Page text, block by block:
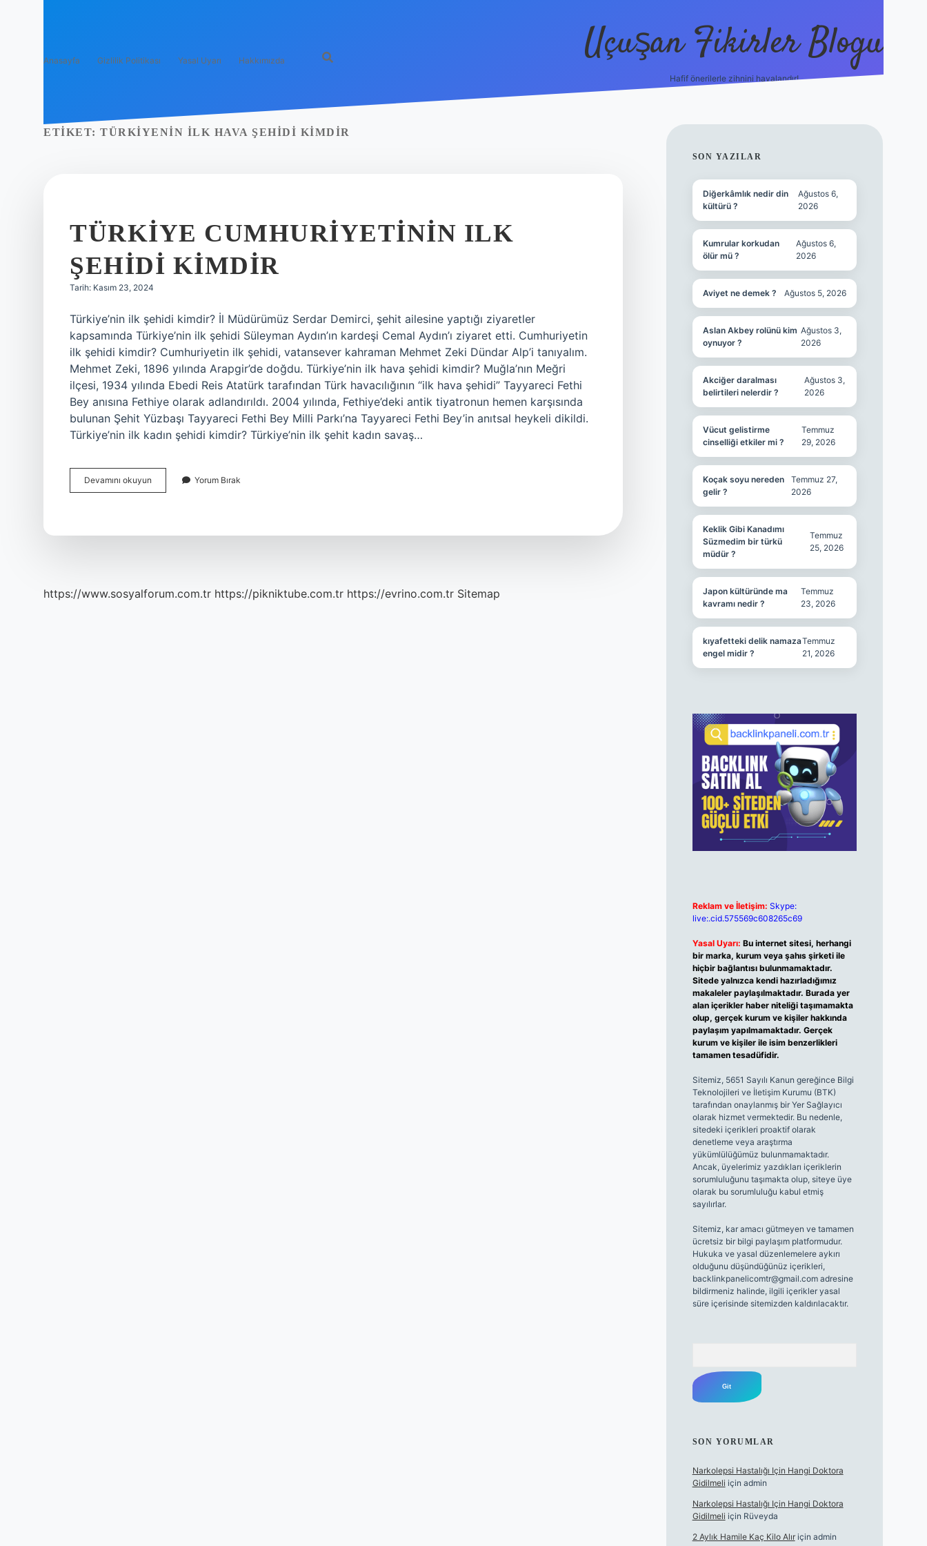
Anasayfa Gizlilik Politikası Yasal Uyarı Hakkımızda Uçuşan Fikirler Blogu
Hafif önerilerle zihnini havalandır!
ETIKET: TÜRKIYENIN ILK HAVA ŞEHIDI KIMDIR
TÜRKIYE CUMHURIYETININ ILK
ŞEHIDI KIMDIR
Tarih: Kasım 23, 2024
Türkiye’nin ilk şehidi kimdir? İl Müdürümüz Serdar Demirci, şehit ailesine yaptığı ziyaretler
kapsamında Türkiye’nin ilk şehidi Süleyman Aydın’ın kardeşi Cemal Aydın’ı ziyaret etti. Cumhuriyetin
ilk şehidi kimdir? Cumhuriyetin ilk şehidi, vatansever kahraman Mehmet Zeki Dündar Alp’i tanıyalım.
Mehmet Zeki, 1896 yılında Arapgir’de doğdu. Türkiye’nin ilk hava şehidi kimdir? Muğla’nın Meğri
ilçesi, 1934 yılında Ebedi Reis Atatürk tarafından Türk havacılığının “ilk hava şehidi” Tayyareci Fethi
Bey anısına Fethiye olarak adlandırıldı. 2004 yılında, Fethiye’deki antik tiyatronun hemen karşısında
bulunan Şehit Yüzbaşı Tayyareci Fethi Bey Milli Parkı’na Tayyareci Fethi Bey’in anıtsal heykeli dikildi.
Türkiye’nin ilk kadın şehidi kimdir? Türkiye’nin ilk şehit kadın savaş…
Devamını okuyun
Cumhuriyetinin
Yorum Bırak
https://www.sosyalforum.com.tr https://pikniktube.com.tr https://evrino.com.tr Sitemap
SIDEBAR
SON YAZILAR
Diğerkâmlık nedir din
kültürü ?
Ağustos 6,
2026
Kumrular korkudan
ölür mü ?
Ağustos 6,
2026
Aviyet ne demek ? Ağustos 5, 2026
Aslan Akbey rolünü kim
oynuyor ?
Ağustos 3,
2026
Akciğer daralması
belirtileri nelerdir ?
Ağustos 3,
2026
Vücut gelistirme
cinselliği etkiler mi ?
Temmuz
29, 2026
Koçak soyu nereden
gelir ?
Temmuz 27,
2026
Keklik Gibi Kanadımı
Süzmedim bir türkü
müdür ?
Temmuz
25, 2026
Japon kültüründe ma
kavramı nedir ?
Temmuz
23, 2026
kıyafetteki delik namaza
engel midir ?
Temmuz
21, 2026
Reklam ve İletişim: Skype:
live:.cid.575569c608265c69
Yasal Uyarı: Bu internet sitesi, herhangi
bir marka, kurum veya şahıs şirketi ile
hiçbir bağlantısı bulunmamaktadır.
Sitede yalnızca kendi hazırladığımız
makaleler paylaşılmaktadır. Burada yer
alan içerikler haber niteliği taşımamakta
olup, gerçek kurum ve kişiler hakkında
paylaşım yapılmamaktadır. Gerçek
kurum ve kişiler ile isim benzerlikleri
tamamen tesadüfidir.
Sitemiz, 5651 Sayılı Kanun gereğince Bilgi
Teknolojileri ve İletişim Kurumu (BTK)
tarafından onaylanmış bir Yer Sağlayıcı
olarak hizmet vermektedir. Bu nedenle,
sitedeki içerikleri proaktif olarak
denetleme veya araştırma
yükümlülüğümüz bulunmamaktadır.
Ancak, üyelerimiz yazdıkları içeriklerin
sorumluluğunu taşımakta olup, siteye üye
olarak bu sorumluluğu kabul etmiş
sayılırlar.
Sitemiz, kar amacı gütmeyen ve tamamen
ücretsiz bir bilgi paylaşım platformudur.
Hukuka ve yasal düzenlemelere aykırı
olduğunu düşündüğünüz içerikleri,
backlinkpanelicomtr@gmail.comadresine
bildirmeniz halinde, ilgili içerikler yasal
süre içerisinde sitemizden kaldırılacaktır.
SON YORUMLAR
Narkolepsi Hastalığı Için Hangi Doktora
Gidilmeli için admin
Narkolepsi Hastalığı Için Hangi Doktora
Gidilmeli için Rüveyda
2 Aylık Hamile Kaç Kilo Alıriçin admin
hiltonbet güncel giriş